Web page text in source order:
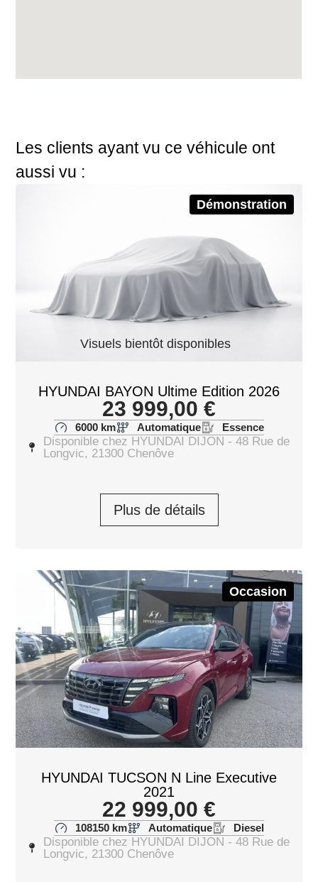
Les clients ayant vu ce véhicule ont
aussi vu :
Démonstration
Visuels bientôt disponibles
HYUNDAI BAYON Ultime Edition 2026
23 999,00 €
6000 km Automatique Essence
Disponible chez HYUNDAI DIJON - 48 Rue de
Longvic, 21300 Chenôve
Plus de détails
Occasion
HYUNDAI TUCSON N Line Executive
2021
22 999,00 €
108150 km Automatique Diesel
Disponible chez HYUNDAI DIJON - 48 Rue de
Longvic, 21300 Chenôve